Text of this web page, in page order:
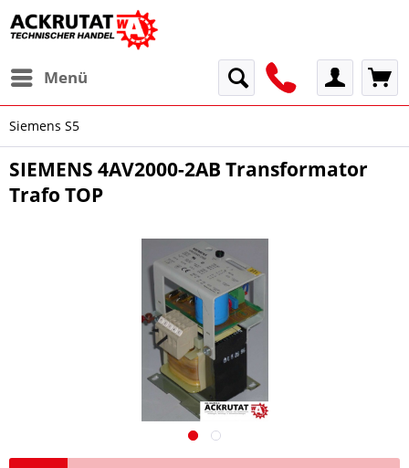
Menü
Siemens S5
SIEMENS 4AV2000-2AB Transformator
Trafo TOP